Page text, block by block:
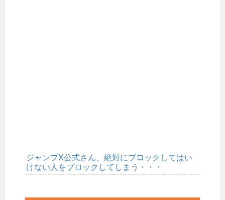
ジャンプX公式さん、絶対にブロックしてはい
けない人をブロックしてしまう・・・